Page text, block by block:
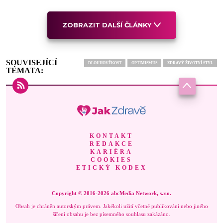
ZOBRAZIT DALŠÍ ČLÁNKY
SOUVISEJÍCÍ
TÉMATA:
DLOUHOVĚKOST OPTIMISMUS ZDRAVÝ ŽIVOTNÍ STYL
KONTAKT
REDAKCE
KARIÉRA
COOKIES
ETICKÝ KODEX
Copyright © 2016-2026 abcMedia Network, s.r.o.
Obsah je chráněn autorským právem. Jakékoli užití včetně publikování nebo jiného
šíření obsahu je bez písemného souhlasu zakázáno.